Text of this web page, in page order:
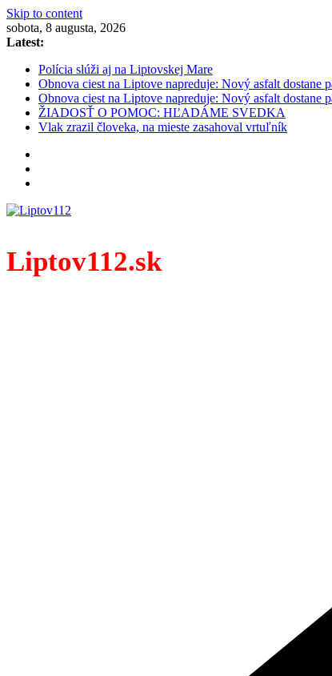
Skip to content
sobota, 8 augusta, 2026
Latest:
Polícia slúži aj na Liptovskej Mare
Obnova ciest na Liptove napreduje: Nový asfalt dostane
Obnova ciest na Liptove napreduje: Nový asfalt dostane
ŽIADOSŤ O POMOC: HĽADÁME SVEDKA
Vlak zrazil človeka, na mieste zasahoval vrtuľník
Liptov112.sk